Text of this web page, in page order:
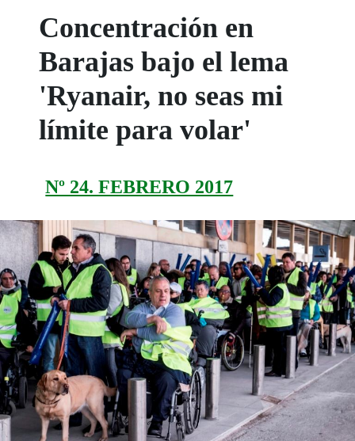
Concentración en
Barajas bajo el lema
'Ryanair, no seas mi
límite para volar'
Nº 24. FEBRERO 2017